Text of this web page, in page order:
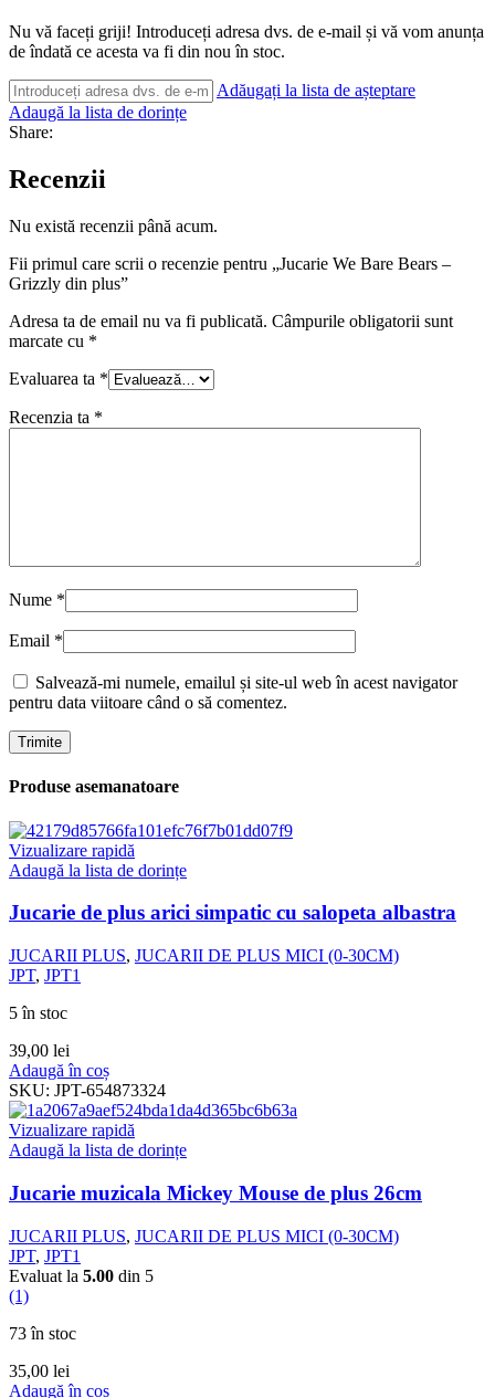
Nu vă faceți griji! Introduceți adresa dvs. de e-mail și vă vom anunța
de îndată ce acesta va fi din nou în stoc.
Adăugați la lista de așteptare
Adaugă la lista de dorințe
Share:
Recenzii
Nu există recenzii până acum.
Fii primul care scrii o recenzie pentru „Jucarie We Bare Bears –
Grizzly din plus”
Adresa ta de email nu va fi publicată. Câmpurile obligatorii sunt
marcate cu *
Evaluarea ta *
Recenzia ta *
Nume *
Email *
Salvează-mi numele, emailul și site-ul web în acest navigator
pentru data viitoare când o să comentez.
Produse asemanatoare
Vizualizare rapidă
Adaugă la lista de dorințe
Jucarie de plus arici simpatic cu salopeta albastra
JUCARII PLUS, JUCARII DE PLUS MICI (0-30CM)
JPT, JPT1
5 în stoc
39,00 lei
Adaugă în coș
SKU: JPT-654873324
Vizualizare rapidă
Adaugă la lista de dorințe
Jucarie muzicala Mickey Mouse de plus 26cm
JUCARII PLUS, JUCARII DE PLUS MICI (0-30CM)
JPT, JPT1
Evaluat la 5.00 din 5
(1)
73 în stoc
35,00 lei
Adaugă în coș